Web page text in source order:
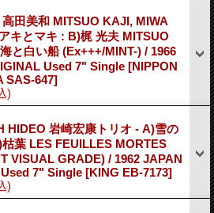
田美和 MITSUO KAJI, MIWA
キとマキ : B)梶 光夫 MITSUO
と白い船 (Ex+++/MINT-) / 1966
Used 7" Single [NIPPON
SAS-647]
)
HIDEO 岩崎宏康トリオ - A)雪の
枯葉 LES FEUILLES MORTES
VISUAL GRADE) / 1962 JAPAN
7" Single [KING EB-7173]
)